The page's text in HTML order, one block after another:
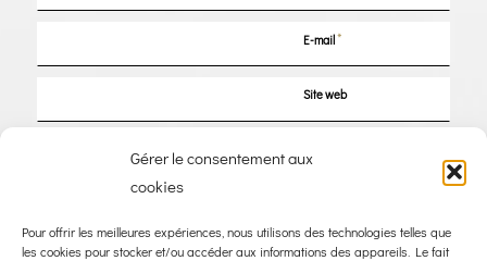
Gérer le consentement aux
cookies
Pour offrir les meilleures expériences, nous utilisons des technologies telles que
les cookies pour stocker et/ou accéder aux informations des appareils. Le fait
E-mail*
Site web
Enregistrer mon nom, mon e-mail et mon site dans le navigateur pour mon
prochain commentaire.